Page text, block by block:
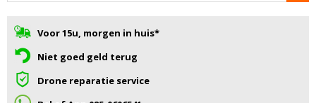
Voor 15u, morgen in huis*
Niet goed geld terug
Drone reparatie service